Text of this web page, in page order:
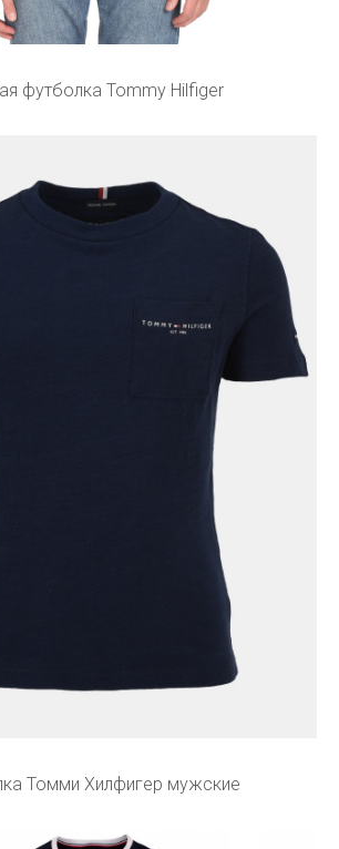
футболка Tommy Hilfiger
Томми Хилфигер мужские